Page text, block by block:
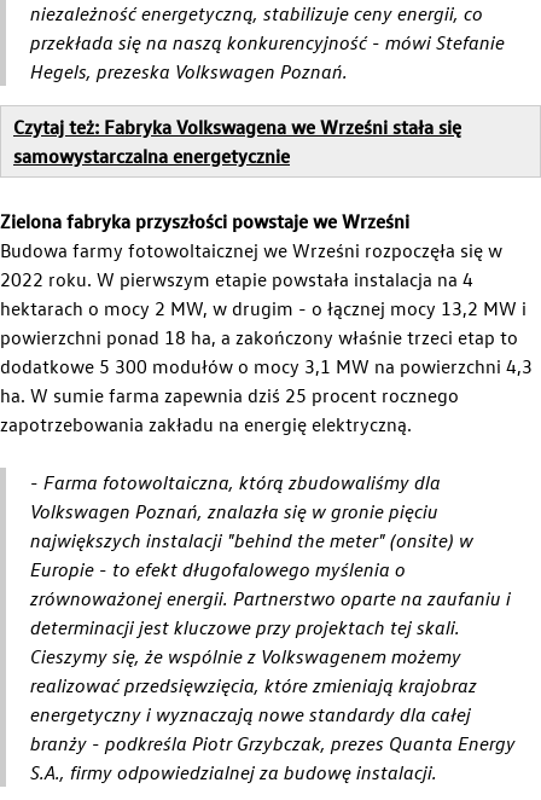
niezależność energetyczną, stabilizuje ceny energii, co
przekłada się na naszą konkurencyjność - mówi Stefanie
Hegels, prezeska Volkswagen Poznań.
Czytaj też: Fabryka Volkswagena we Wrześni stała się
samowystarczalna energetycznie
Zielona fabryka przyszłości powstaje we Wrześni
Budowa farmy fotowoltaicznej we Wrześni rozpoczęła się w
2022 roku. W pierwszym etapie powstała instalacja na 4
hektarach o mocy 2 MW, w drugim - o łącznej mocy 13,2 MW i
powierzchni ponad 18 ha, a zakończony właśnie trzeci etap to
dodatkowe 5 300 modułów o mocy 3,1 MW na powierzchni 4,3
ha. W sumie farma zapewnia dziś 25 procent rocznego
zapotrzebowania zakładu na energię elektryczną.
- Farma fotowoltaiczna, którą zbudowaliśmy dla
Volkswagen Poznań, znalazła się w gronie pięciu
największych instalacji "behind the meter" (onsite) w
Europie - to efekt długofalowego myślenia o
zrównoważonej energii. Partnerstwo oparte na zaufaniu i
determinacji jest kluczowe przy projektach tej skali.
Cieszymy się, że wspólnie z Volkswagenem możemy
realizować przedsięwzięcia, które zmieniają krajobraz
energetyczny i wyznaczają nowe standardy dla całej
branży - podkreśla Piotr Grzybczak, prezes Quanta Energy
S.A., firmy odpowiedzialnej za budowę instalacji.